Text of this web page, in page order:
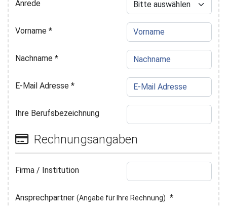
Anrede
Vorname*
Nachname*
E-Mail Adresse*
Ihre Berufsbezeichnung
Rechnungsangaben
Firma / Institution
Ansprechpartner (Angabe für Ihre Rechnung) *